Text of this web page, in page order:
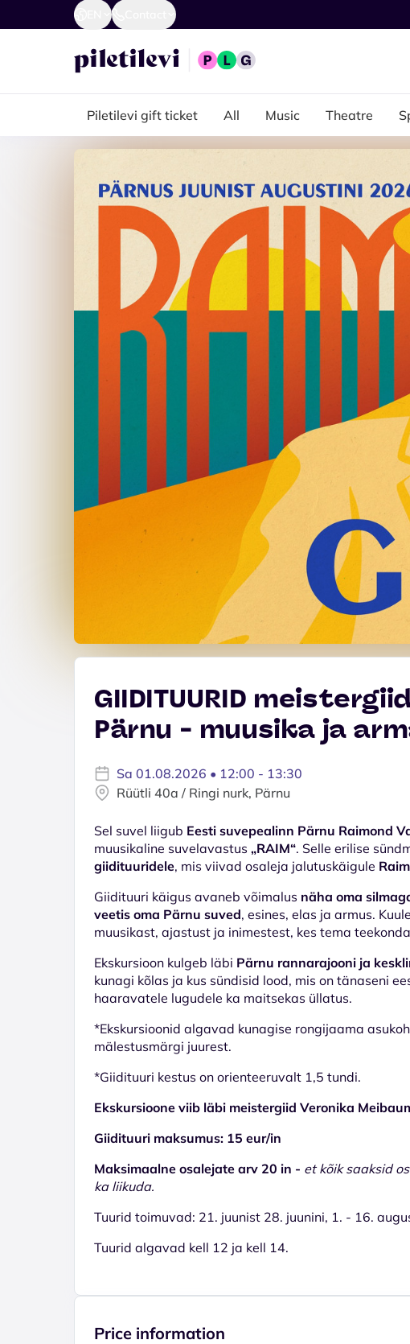
Piletilevi gift ticket All Music Theatre
GIIDITUURID
Pärnu - muusika ja
Sa 01.08.2026 • 12:00 - 13:30
Rüütli 40a / Ringi nurk, Pärnu
Sel suvel liigub Eesti suvepealinn Pärnu Raimond
muusikaline suvelavastus „RAIM“. Selle erilise
giidituuridele, mis viivad osaleja jalutuskäigule
Giidituuri käigus avaneb võimalus näha oma
veetis oma Pärnu suved, esines, elas ja armus.
muusikast, ajastust ja inimestest, kes tema
Ekskursioon kulgeb läbi Pärnu rannarajooni ja
kunagi kõlas ja kus sündisid lood, mis on tänaseni
haaravatele lugudele ka maitsekas üllatus.
*Ekskursioonid algavad kunagise rongijaama
mälestusmärgi juurest.
*Giidituuri kestus on orienteeruvalt 1,5 tundi.
Ekskursioone viib läbi meistergiid Veronika
Giidituuri maksumus: 15 eur/in
Maksimaalne osalejate arv 20 in - et kõik saaksid
ka liikuda.
Tuurid toimuvad: 21. juunist 28. juunini, 1. - 16.
Tuurid algavad kell 12 ja kell 14.
Price information